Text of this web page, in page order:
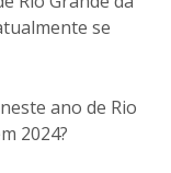
se
ano de Rio
2024?